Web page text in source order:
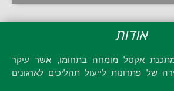
אודות
אקסל מומחה בתחומו, אשר עיקר
של פתרונות לייעול תהליכים לארגונים